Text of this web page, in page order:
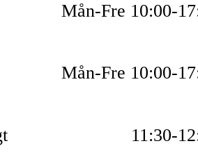
Mån-Fre 10:00-
Mån-Fre 10:00-
11:30-